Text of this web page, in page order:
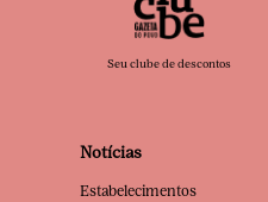
Seu clube de descontos
Notícias
Estabelecimentos